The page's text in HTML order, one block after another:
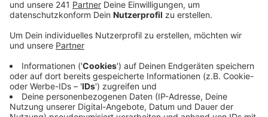
Süttenbach war am frühen Morgen in Brand
Veröffentlicht:Montag, 07.03.2022 06:38
Anzeige